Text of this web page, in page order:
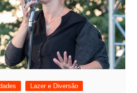
Lazer e Diversão